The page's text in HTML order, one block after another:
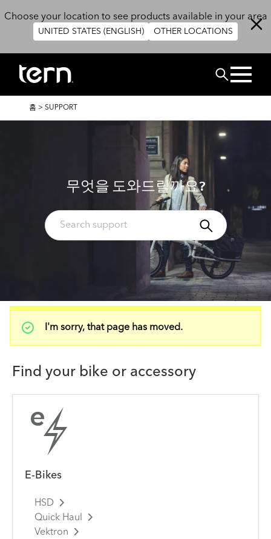
Choose your location to see products available in your area
UNITED STATES (ENGLISH) OTHER LOCATIONS
검색
이
홈 > SUPPORT
무엇을 도와드릴까요?
검색
상
지
I'm sorry, that page has moved.
Find your bike or accessory
E-Bikes
HSD
Quick Haul
Vektron